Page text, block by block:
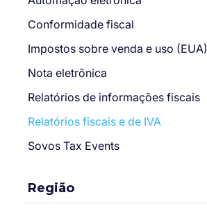
Conformidade fiscal
Impostos sobre venda e uso (EUA)
Nota eletrônica
Relatórios de informações fiscais
Relatórios fiscais e de IVA
Sovos Tax Events
Região